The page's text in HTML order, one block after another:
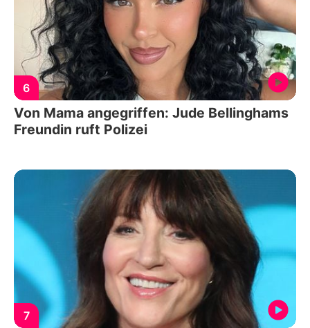
6
Von Mama angegriffen: Jude Bellinghams
Freundin ruft Polizei
7